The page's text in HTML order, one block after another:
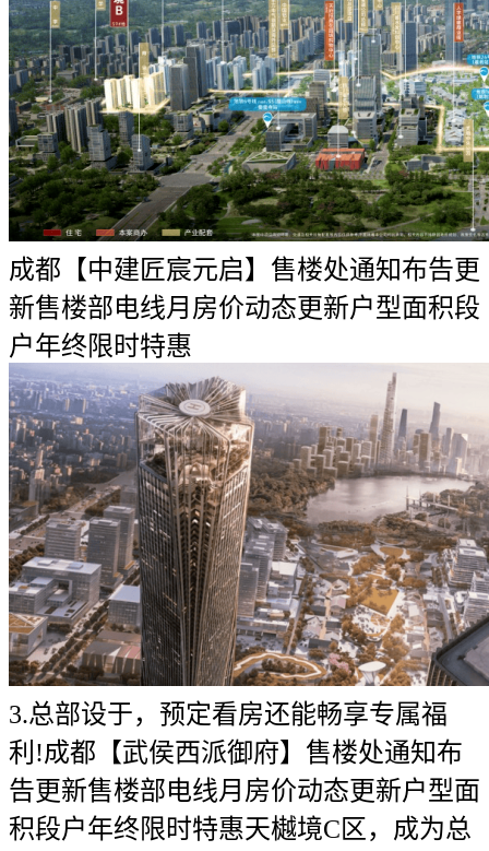
成都【中建匠宸元启】售楼处通知布告更
新售楼部电线月房价动态更新户型面积段
户年终限时特惠
3.总部设于，预定看房还能畅享专属福
利!成都【武侯西派御府】售楼处通知布
告更新售楼部电线月房价动态更新户型面
积段户年终限时特惠天樾境C区，成为总